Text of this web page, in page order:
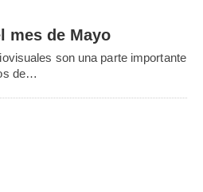
mes de Mayo
son una parte importante
de…